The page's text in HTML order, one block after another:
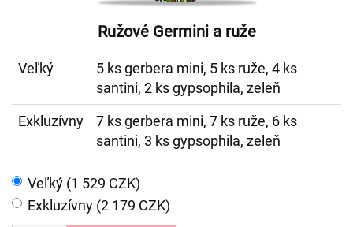
Ružové Germini a ruže
Veľký
5 ks gerbera mini, 5 ks ruže, 4 ks
santini, 2 ks gypsophila, zeleň
Exkluzívny
7 ks gerbera mini, 7 ks ruže, 6 ks
santini, 3 ks gypsophila, zeleň
Veľký (1 529 CZK)
Exkluzívny (2 179 CZK)